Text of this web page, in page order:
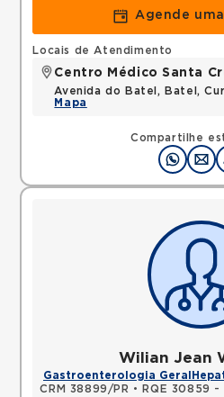
Agende
Compartilhe
Locais de Atendimento
Centro Médico Santa
Avenida do Batel, Batel,
Mapa
Wilian Jean
Gastroenterologia Geral
CRM 38899/PR • RQE 30859